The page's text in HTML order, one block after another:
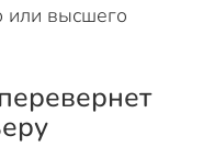
или высшего